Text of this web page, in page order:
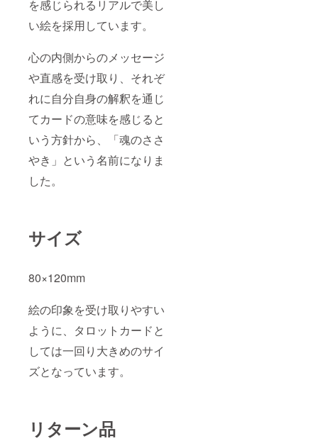
を感じられるリアルで美し
い絵を採用しています。
心の内側からのメッセージ
や直感を受け取り、それぞ
れに自分自身の解釈を通じ
てカードの意味を感じると
いう方針から、「魂のささ
やき」という名前になりま
した。
サイズ
80×120mm
絵の印象を受け取りやすい
ように、タロットカードと
しては一回り大きめのサイ
ズとなっています。
リターン品